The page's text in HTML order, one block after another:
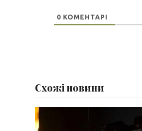
0 КОМЕНТАРІ
Схожі новини